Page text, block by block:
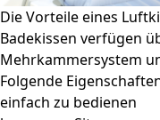
Die Vorteile eines
Badekissen verfügen
Mehrkammersystem
Folgende
einfach zu bedienen